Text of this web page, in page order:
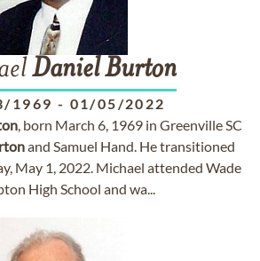
DanielBurton
1969 - 01/05/2022
, born March 6, 1969 in Greenville SC
and Samuel Hand. He transitioned
May 1, 2022. Michael attended Wade
High School and wa...